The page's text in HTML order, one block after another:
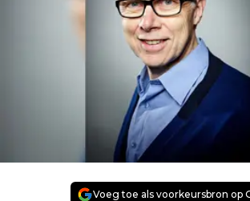
Voeg toe als voorkeursbron op